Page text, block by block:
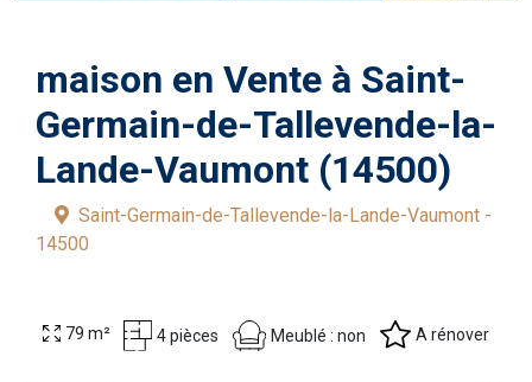
79 m² 4 pièces Meublé : non A rénover
maison en Vente à Saint-
Germain-de-Tallevende-la-
Lande-Vaumont (14500)
Saint-Germain-de-Tallevende-la-Lande-Vaumont -
14500